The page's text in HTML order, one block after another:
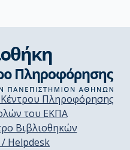
Πληροφόρησης
του ΕΚΠΑ
Βιβλιοθηκών
/ Helpdesk